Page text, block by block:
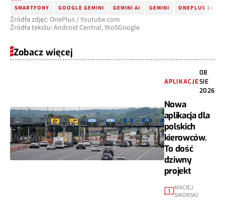
SMARTFONY GOOGLE GEMINI GEMINI AI GEMINI ONEPLUS 13
Źródła zdjęć: OnePlus / Youtube.com
Źródła tekstu: Android Central, 9to5Google
Zobacz więcej
APLIKACJE
08
SIE
2026
Nowa
aplikacja dla
polskich
kierowców.
To dość
dziwny
projekt
1
MACIEJ
SIKORSKI